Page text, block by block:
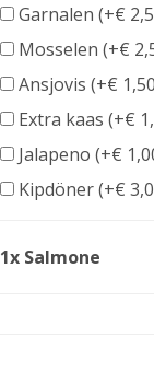
Garnalen (+€
Mosselen (+€
Ansjovis (+€ 1,50
Extra kaas (+€
Jalapeno (+€
Kipdöner (+€
1x Salmone